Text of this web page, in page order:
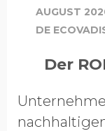
AUGUST
DE
Der